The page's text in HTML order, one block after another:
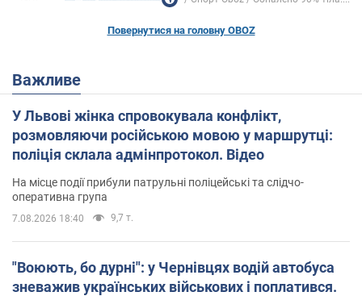
Повернутися на головну OBOZ
Важливе
У Львові жінка спровокувала конфлікт,
розмовляючи російською мовою у маршрутці:
поліція склала адмінпротокол. Відео
На місце події прибули патрульні поліцейські та слідчо-
оперативна група
7.08.2026 18:40 9,7 т.
"Воюють, бо дурні": у Чернівцях водій автобуса
зневажив українських військових і поплатився.